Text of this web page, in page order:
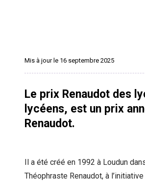
Mis à jour le 16 septembre 2025
Le prix Renaudot des
lycéens, est un prix
Renaudot.
Il a été créé en 1992 à Loudun
Théophraste Renaudot, à